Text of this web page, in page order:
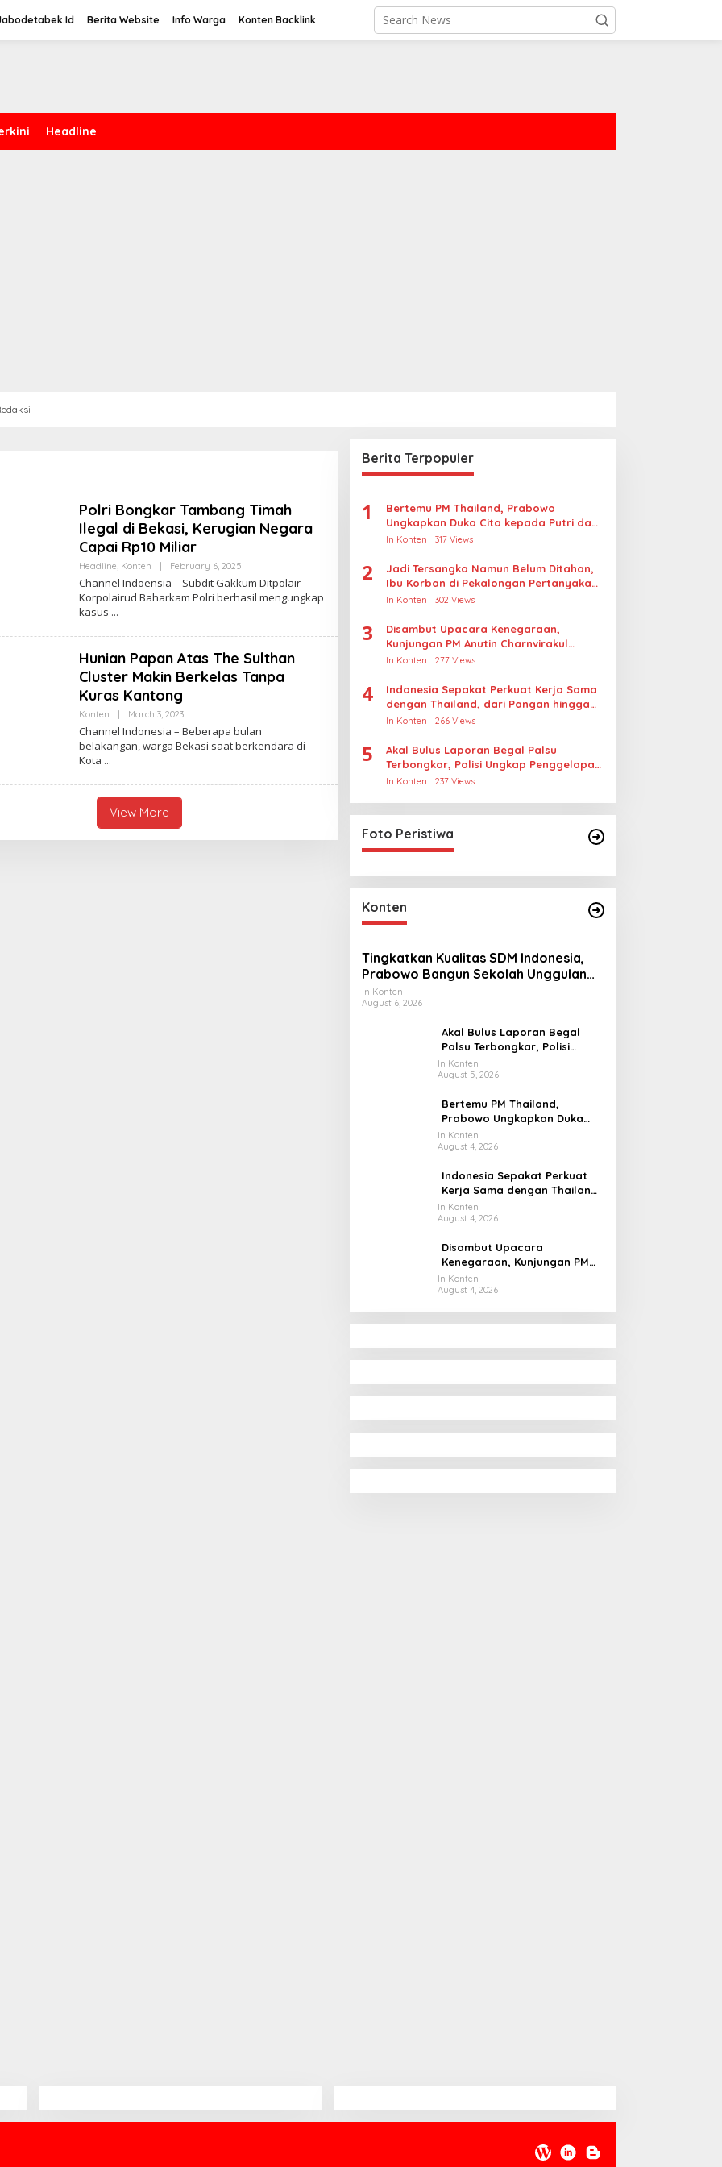
Berita Website Info Warga Konten Backlink
Headline
Polri Bongkar Tambang Timah
Ilegal di Bekasi, Kerugian Negara
Capai Rp10 Miliar
Headline, Konten February 6, 2025
C
H
N
N
S
I
Channel Indoensia – Subdit Gakkum Ditpolair
Korpolairud Baharkam Polri berhasil mengungkap
kasus
Hunian Papan Atas The Sulthan
Cluster Makin Berkelas Tanpa
Kuras Kantong
Konten March 3, 2023B
Y
C
H
N
D
Channel Indonesia – Beberapa bulan
belakangan, warga Bekasi saat berkendara di
Kota
View More
Berita Terpopuler
1
Bertemu PM Thailand, Prabowo
Ungkapkan Duka Cita kepada Putri dan
Selamat Ulang Tahun ke Raja Thailand
In Konten 317 Views
2
Jadi Tersangka Namun Belum Ditahan,
Ibu Korban di Pekalongan Pertanyakan
Keseriusan Polisi Tangani Kasus
In Konten 302 Views
3
Disambut Upacara Kenegaraan,
Kunjungan PM Anutin Charnvirakul
Perkuat Hubungan Indonesia-Thailand
In Konten 277 Views
4
Indonesia Sepakat Perkuat Kerja Sama
dengan Thailand, dari Pangan hingga
Ekonomi Digital
In Konten 266 Views
5
Akal Bulus Laporan Begal Palsu
Terbongkar, Polisi Ungkap Penggelapan
Uang Perusahaan untuk Crypto
In Konten 237 Views
Foto Peristiwa
Konten
Tingkatkan Kualitas SDM Indonesia,
Prabowo Bangun Sekolah Unggulan
hingga Undang Universitas Terbaik
Dunia
In Konten
August 6, 2026
Akal Bulus Laporan Begal
Palsu Terbongkar, Polisi
Ungkap Penggelapan Uang
Perusahaan untuk Crypto
In Konten
August 5, 2026
Bertemu PM Thailand,
Prabowo Ungkapkan Duka
Cita kepada Putri dan
Selamat Ulang Tahun ke Raja
In Konten
August 4, 2026
Indonesia Sepakat Perkuat
Kerja Sama dengan Thailand,
dari Pangan hingga Ekonomi
Digital
In Konten
August 4, 2026
Disambut Upacara
Kenegaraan, Kunjungan PM
Anutin Charnvirakul Perkuat
Hubungan Indonesia-
In Konten
August 4, 2026